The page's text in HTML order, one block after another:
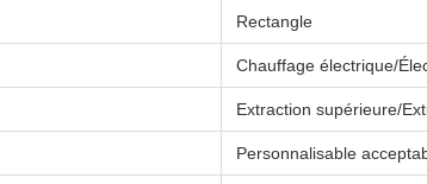
Rectangle
Chauffage électrique/
Extraction supérieure/
Personnalisable